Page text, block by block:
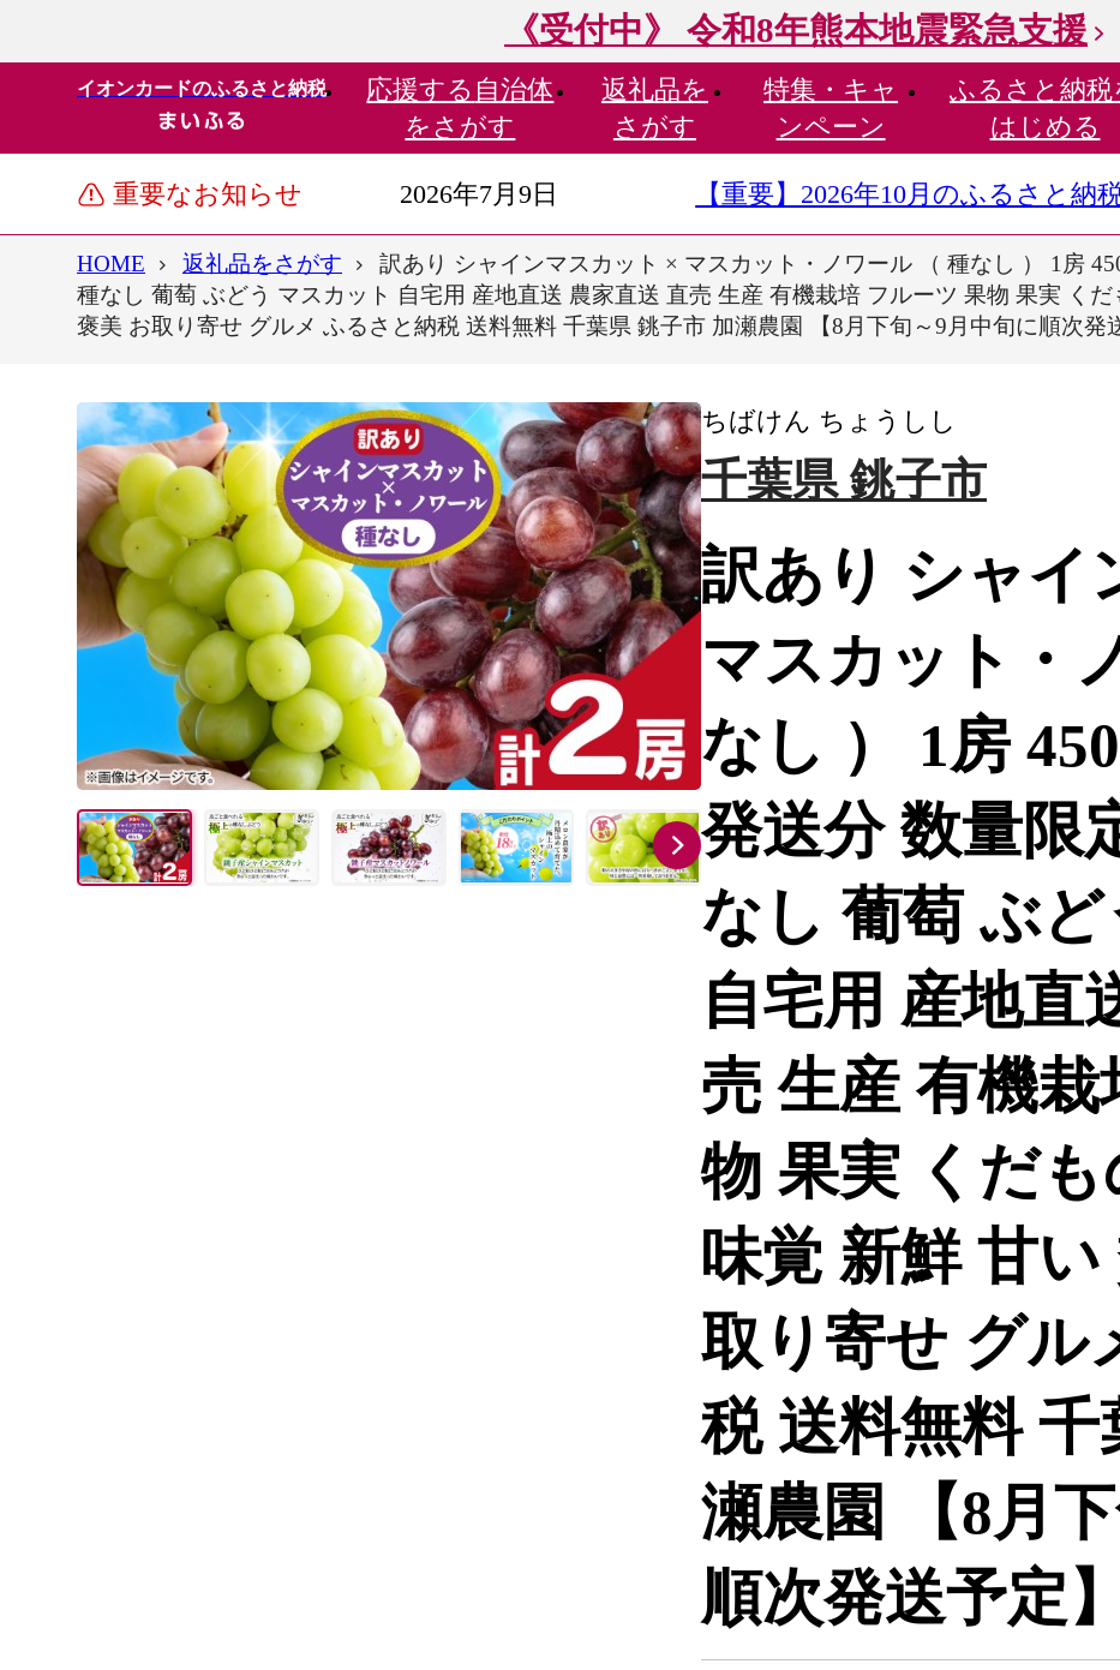
《受付中》 令和8年熊本地震緊急支援
イオンカードのふるさと納税 応援する 自治体
をさがす
返礼品を
さがす
特集・ キャ
ンペーン
ふるさと納税
はじめる
重要なお知らせ 2026年7月9日 【重要】2026年10月のふるさと
HOME 返礼品をさがす
訳あり シャインマスカット × マスカット・ノワール （ 種なし ） 1房
種なし 葡萄 ぶどう マスカット 自宅用 産地直送 農家直送 直売 生産 有機栽培 フルーツ 果物 果実 く
褒美 お取り寄せ グルメ ふるさと納税 送料無料 千葉県 銚子市 加瀬農園 【8月下旬～9月中旬に順次発
ちばけん ちょうしし
千葉県 銚子市
訳あり シャイ
マスカット・
なし ） 1房
発送分 数量限
なし 葡萄 ぶ
自宅用 産地直
売 生産 有機
物 果実 くだ
味覚 新鮮 甘
取り寄せ グル
税 送料無料
瀬農園 【8月
順次発送予定】